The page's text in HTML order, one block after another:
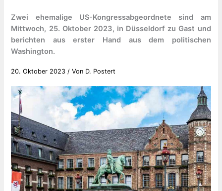
Zwei ehemalige US-Kongressabgeordnete sind am
Mittwoch, 25. Oktober 2023, in Düsseldorf zu Gast und
berichten aus erster Hand aus dem politischen
Washington.
20. Oktober 2023 / Von D. Postert